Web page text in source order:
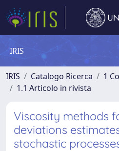
IRIS
IRIS Catalogo Ricerca
1
1.1 Articolo in rivista
Viscosity methods
deviations
stochastic